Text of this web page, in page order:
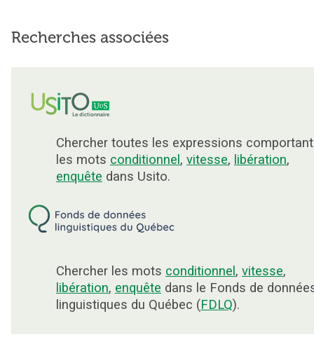
Recherches associées
Chercher toutes les expressions comportant
les mots conditionnel, vitesse, libération,
enquête dans Usito.
Chercher les mots conditionnel, vitesse,
libération, enquête dans le Fonds de
linguistiques du Québec (FDLQ).